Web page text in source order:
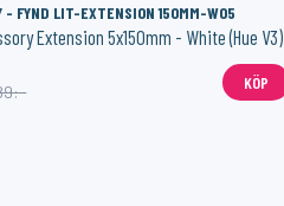
- FYND LIT-EXTENSION 150MM-W05
Extension 5x150mm - White (Hue V3)
KÖP